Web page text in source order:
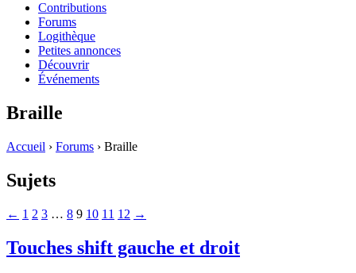
Contributions
Forums
Logithèque
Petites annonces
Découvrir
Événements
Braille
Accueil › Forums › Braille
Sujets
← 1 2 3 … 8 9 10 11 12 →
Touches shift gauche et droit